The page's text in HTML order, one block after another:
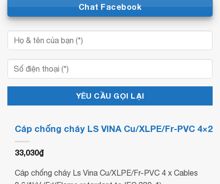
Chat Facebook
Cáp chống cháy LS VINA Cu/XLPE/Fr-PVC 4×2
33,030₫
Cáp chống cháy Ls Vina Cu/XLPE/Fr-PVC 4 x Cables